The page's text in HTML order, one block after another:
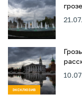
ЭКСКЛЮЗИВ